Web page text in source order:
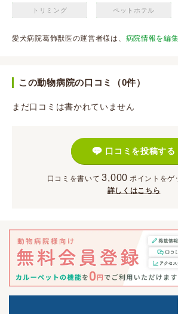
トリミング ペットホテル
愛犬病院葛飾獣医の運営者様は、 病院情報を編
この動物病院の口コミ（0件）
まだ口コミは書かれていません
口コミを投稿する
口コミを書いて 3,000 ポイント をゲ
詳しくはこちら